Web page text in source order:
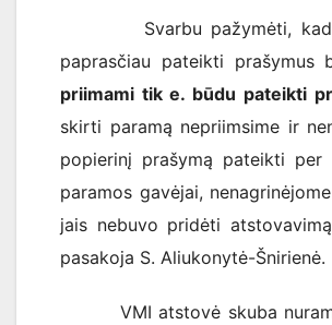
Svarbu pažymėti, kad nuo
paprasčiau pateikti prašymus
priimami tik e. būdu pateikti
skirti paramą nepriimsime ir
popierinį prašymą pateikti
paramos gavėjai,
jais nebuvo pridėti
pasakoja S. Aliukonytė-Šnirienė.
VMI atstovė skuba